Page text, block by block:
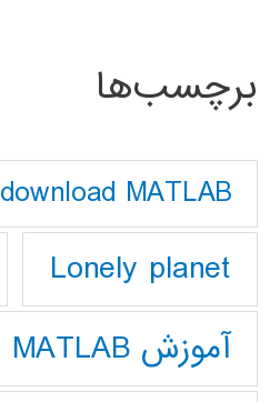
برچسب‌ها
download MATLAB
Lonely planet
آموزش MATLAB